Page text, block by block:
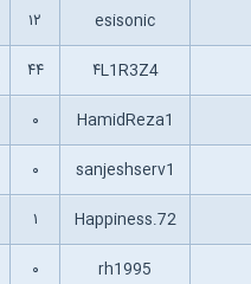
esisonic ۱۲
۴L1R3Z4 ۴۴
HamidReza1 ۰
sanjeshserv1 ۰
Happiness.72
rh1995 ۰